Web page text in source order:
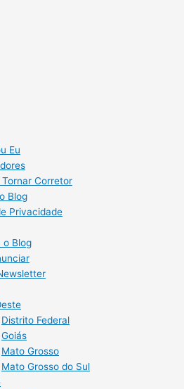
Eu
Corretor
Blog
Privacidade
o Blog
Distrito Federal
Goiás
Mato Grosso
Mato Grosso do Sul